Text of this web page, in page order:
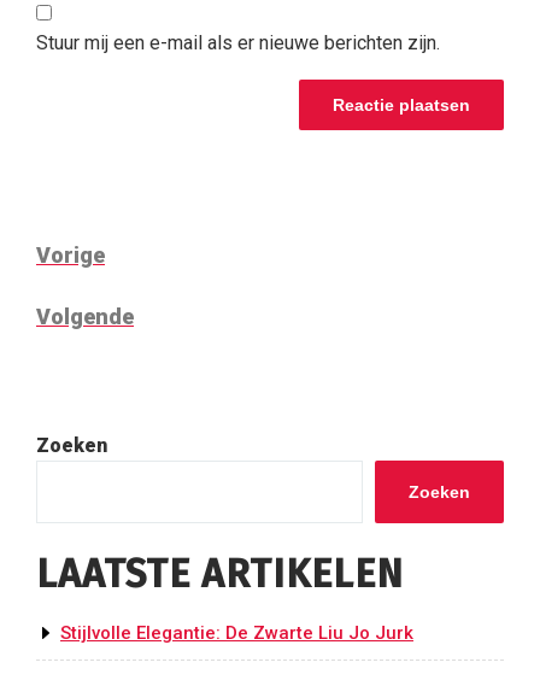
Stuur mij een e-mail als er nieuwe berichten zijn.
BERICHTNAVIGATIE
Vorig
Vorige
Volgend
Volgende
Zoeken
Zoeken
LAATSTE ARTIKELEN
Stijlvolle Elegantie: De Zwarte Liu Jo Jurk